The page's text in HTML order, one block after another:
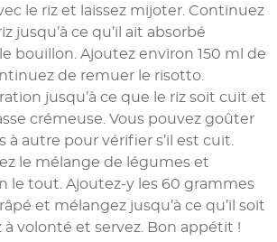
le riz et laissez mijoter. Continuez
jusqu’à ce qu’il ait absorbé
bouillon. Ajoutez environ 150 ml de
de remuer le risotto.
jusqu’à ce que le riz soit cuit et
crémeuse. Vous pouvez goûter
à autre pour vérifier s’il est cuit.
le mélange de légumes et
le tout. Ajoutez-y les 60 grammes
et mélangez jusqu’à ce qu’il soit
à volonté et servez. Bon appétit !